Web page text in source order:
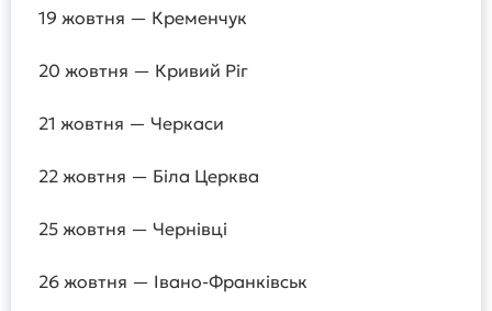
19 жовтня — Кременчук
20 жовтня — Кривий Ріг
21 жовтня — Черкаси
22 жовтня — Біла Церква
25 жовтня — Чернівці
26 жовтня — Івано-Франківськ